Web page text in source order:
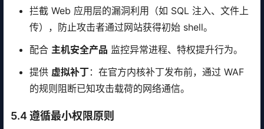
拦截 Web 应用层的漏洞利用（如 SQL 注入、文件上
传），防止攻击者通过网站获得初始 shell。
配合 主机安全产品 监控异常进程、特权提升行为。
提供 虚拟补丁：在官方内核补丁发布前，通过 WAF
的规则阻断已知攻击载荷的网络通信。
5.4 遵循最小权限原则